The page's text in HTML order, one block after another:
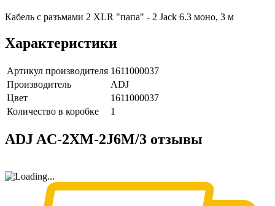
Кабель c разъмами 2 XLR "папа" - 2 Jack 6.3 моно, 3 м
Характеристики
Артикул производителя 1611000037
Производитель
ADJ
Цвет
1611000037
Количество в коробке
1
ADJ AC-2XM-2J6M/3 отзывы